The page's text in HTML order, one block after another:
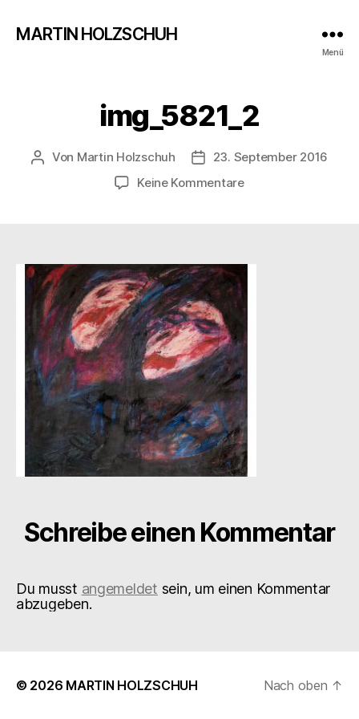
MARTIN HOLZSCHUH
Menü
img_5821_2
Beitragsautor
Von Martin Holzschuh Veröffentlichungsdatum
23. September 2016
Keine Kommentarezu
Schreibe einen Kommentar
Du musst angemeldet sein, um einen Kommentar
abzugeben.
© 2026 MARTIN HOLZSCHUH Nach oben ↑